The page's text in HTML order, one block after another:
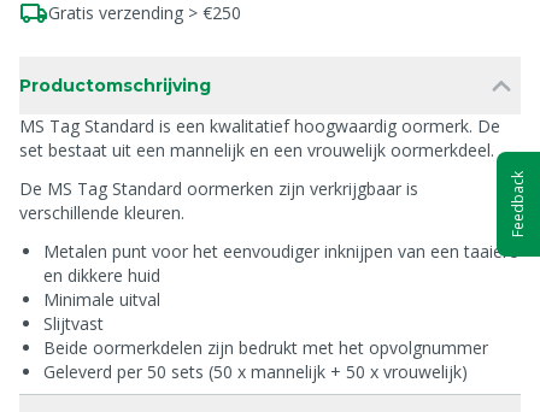
Gratis verzending > €250
Productomschrijving
MS Tag Standard is een kwalitatief hoogwaardig oormerk. De
set bestaat uit een mannelijk en een vrouwelijk oormerkdeel.
De MS Tag Standard oormerken zijn verkrijgbaar is
verschillende kleuren.
Metalen punt voor het eenvoudiger inknijpen van een taaiere
en dikkere huid
Minimale uitval
Slijtvast
Beide oormerkdelen zijn bedrukt met het opvolgnummer
Geleverd per 50 sets (50 x mannelijk + 50 x vrouwelijk)
Feedback